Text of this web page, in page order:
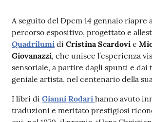
Casa
Piani
Archivio
storico
Decentrate
A seguito del Dpcm 14 gennaio riapre
percorso espositivo, progettato e
Quadrilumi di Cristina Scardovi e
Giovanazzi, che unisce l’esperienza
sensoriale, a partire dagli spunti e dai
geniale artista, nel centenario della
I libri di Gianni Rodari hanno avuto
traduzioni e meritato prestigiosi